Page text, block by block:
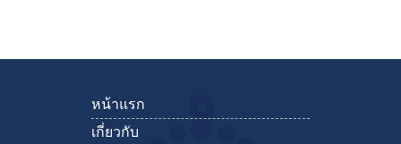
หน้าแรก
เกี่ยวกับ